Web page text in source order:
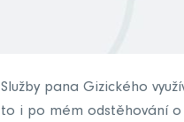
Služby pana Gizického
to i po mém odstěhování